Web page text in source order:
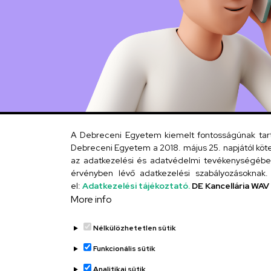
A Debreceni Egyetem kiemelt fontosságúnak
Debreceni Egyetem a 2018. május 25. napjától
az adatkezelési és adatvédelmi
érvényben lévő adatkezelési
el: Adatkezelési tájékoztató. DE Kancellária
More info
Nélkülözhetetlen sütik
Funkcionális sütik